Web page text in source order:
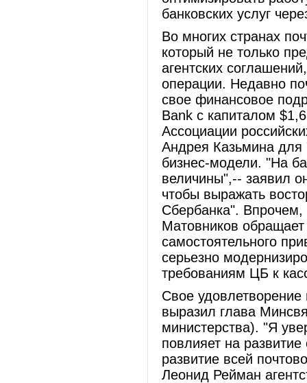
банковских услуг
Во многих странах
который не только
агентских
операции. Недавно
свое финансовое
Bank с капиталом
Ассоциации
Андрея Казьмина
бизнес-модели. "На
величины",-- заявил
чтобы выражать
Сбербанка".
Матовников
самостоятельного
серьезно
требованиям ЦБ к
Свое
выразил глава
министерства). "Я
повлияет на
развитие всей
Леонид Рейман